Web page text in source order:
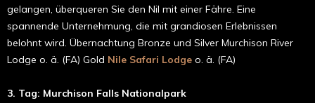
gelangen, überqueren Sie den Nil mit einer Fähre. Eine
spannende Unternehmung, die mit grandiosen Erlebnissen
belohnt wird. Übernachtung Bronze und Silver Murchison River
Lodge o. ä. (FA) Gold Nile Safari Lodge o. ä. (FA)
3. Tag: Murchison Falls Nationalpark